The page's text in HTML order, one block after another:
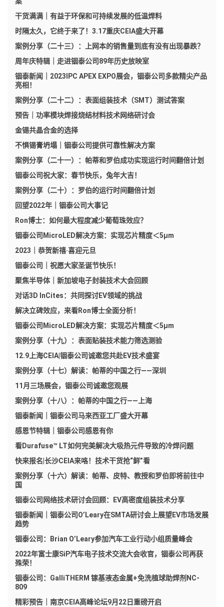
干货满满｜有益于环保和可持续发展的低温焊料
时隔太久，它终于来了！3.17重庆CEIA盛大开幕
案例分享（二十三）：上网本的销售量到底有没有出现暴跌？
周年庆特辑｜走进铟泰公司89年历史放映室
铟泰新闻｜2023IPC APEX EXPO展会，铟泰公司多款精尖产品
亮相！
案例分享（二十二）：表面组装技术（SMT）测试答案
预告｜功率模块焊接烧结材料技术网络研讨会
金锡共晶合金的选择
不惧锡膏坍塌｜铟泰公司提供可靠性解决方案
案例分享（二十一）：帕蒂和罗伯成功实现运行时间翻倍计划
铟泰公司祝大家：春节快乐，兔年大吉！
案例分享（二十）：罗伯的运行时间翻倍计划
回望2022年｜铟泰公司大事记
Ron博士：如何最大程度减少葡萄珠效应？
铟泰公司MicroLED解决方案：实现芯片精度＜5μm
2023｜恭贺新禧·喜迎元旦
铟泰公司｜祝愿大家圣诞节快乐！
聚焦半导体｜新加坡电子封装技术大会回顾
对话3D InCites：共同探讨EV领域的挑战
解决立碑效应，来看Ron博士全面分析！
铟泰公司MicroLED解决方案：实现芯片精度＜5μm
案例分享（十九）：表面贴装技术能力筛选测验
12.9上海CEIA|铟泰公司诚邀您共赴EV技术盛宴
案例分享（十七）解读：帕蒂的中国之行——深圳
11月三场展会，铟泰公司诚邀您观展
案例分享（十八）：帕蒂的中国之行——上海
铟泰新闻｜铟泰公司马来西亚工厂盛大开幕
感恩节特辑｜铟泰公司感恩有你
看Durafuse™ LT如何完美解决大吸热元件导致的冷焊问题
快来报名|长沙CEIA来咯！技术干货抢“鲜”看
案例分享（十六）解读：帕蒂、皮特、教授和罗伯即将前往中
国
铟泰公司网络技术研讨会回顾：EV高密度组装技术分享
铟泰新闻｜铟泰公司O’Leary在SMTA研讨会上展望EV市场发展
趋势
铟泰公司：Brian O’Leary参加汽车工业行动小组质量峰会
2022年富士康SiP汽车电子技术交流大会收官，铟泰公司再获
殊荣！
铟泰公司：GalliTHERM 镓基液态金属+免洗植球助焊剂NC-
809
精彩预告｜南京CEIA高峰论坛9月22日重磅开启